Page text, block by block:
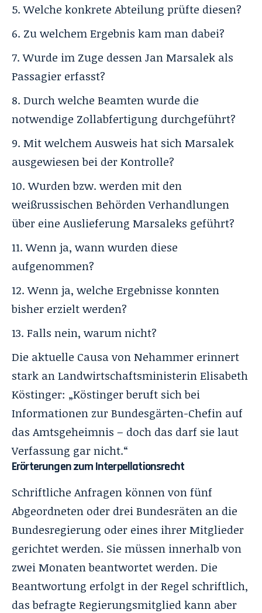
Welche konkrete Abteilung prüfte diesen?
Zu welchem Ergebnis kam man dabei?
Wurde im Zuge dessen Jan Marsalek als
Passagier erfasst?
Durch welche Beamten wurde die
notwendige Zollabfertigung durchgeführt?
Mit welchem Ausweis hat sich Marsalek
ausgewiesen bei der Kontrolle?
Wurden bzw. werden mit den
weißrussischen Behörden Verhandlungen
über eine Auslieferung Marsaleks geführt?
Wenn ja, wann wurden diese
aufgenommen?
Wenn ja, welche Ergebnisse konnten
bisher erzielt werden?
Falls nein, warum nicht?
Die aktuelle Causa von Nehammer erinnert
stark an Landwirtschaftsministerin Elisabeth
Köstinger: „Köstinger beruft sich bei
Informationen zur Bundesgärten-Chefin auf
das Amtsgeheimnis – doch das darf sie laut
Verfassung gar nicht.“
Erörterungen zum Interpellationsrecht
Schriftliche Anfragen können von fünf
Abgeordneten oder drei Bundesräten an die
Bundesregierung oder eines ihrer Mitglieder
gerichtet werden. Sie müssen innerhalb von
zwei Monaten beantwortet werden. Die
Beantwortung erfolgt in der Regel schriftlich,
das befragte Regierungsmitglied kann aber